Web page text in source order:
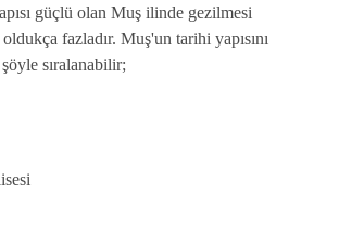
güçlü olan Muş ilinde gezilmesi
fazladır. Muş'un tarihi yapısını
sıralanabilir;